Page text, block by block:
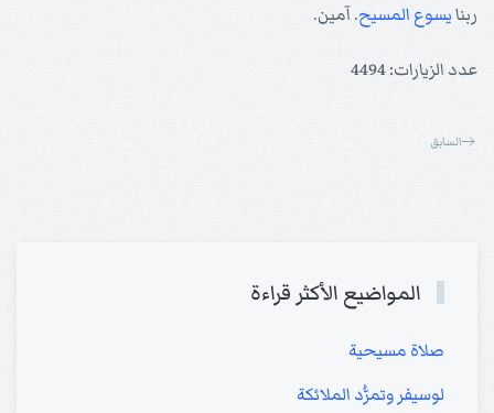
ربنايسوع المسيح. آمين.
عدد الزيارات: 4494
السابق
المواضيع الأكثر قراءة
صلاة مسيحية
لوسيفر وتمرُّد الملائكة